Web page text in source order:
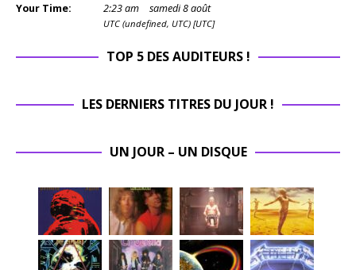
Your Time: 2:23am samedi 8 août
UTC (undefined, UTC) [UTC]
TOP 5 DES AUDITEURS !
LES DERNIERS TITRES DU JOUR !
UN JOUR – UN DISQUE